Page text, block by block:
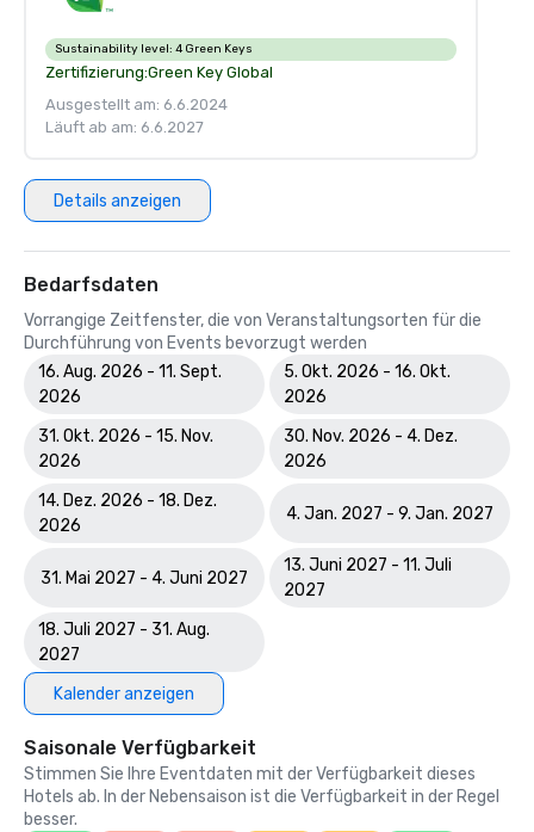
Sustainability level: 4 Green Keys
Zertifizierung:Green Key Global
Ausgestellt am: 6.6.2024
Läuft ab am: 6.6.2027
Details anzeigen
Bedarfsdaten
Vorrangige Zeitfenster, die von Veranstaltungsorten für die
Durchführung von Events bevorzugt werden
16. Aug. 2026 - 11. Sept.
2026
5. Okt. 2026 - 16. Okt.
2026
31. Okt. 2026 - 15. Nov.
2026
30. Nov. 2026 - 4. Dez.
2026
14. Dez. 2026 - 18. Dez.
2026
4. Jan. 2027 - 9. Jan. 2027
31. Mai 2027 - 4. Juni 2027
13. Juni 2027 - 11. Juli
2027
18. Juli 2027 - 31. Aug.
2027
Kalender anzeigen
Saisonale Verfügbarkeit
Stimmen Sie Ihre Eventdaten mit der Verfügbarkeit dieses
Hotels ab. In der Nebensaison ist die Verfügbarkeit in der Regel
besser.